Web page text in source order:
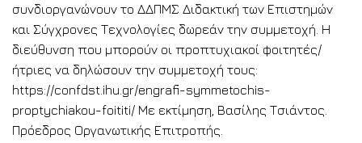
συνδιοργανώνουν το ΔΔΠΜΣ Διδακτική των Επιστημών
και Σύγχρονες Τεχνολογίες δωρεάν την συμμετοχή. Η
διεύθυνση που μπορούν οι προπτυχιακοί φοιτητές/
ήτριες να δηλώσουν την συμμετοχή τους:
https://confdst.ihu.gr/engrafi-symmetochis-
proptychiakou-foititi/ Με εκτίμηση, Βασίλης Τσιάντος.
Πρόεδρος Οργανωτικής Επιτροπής.